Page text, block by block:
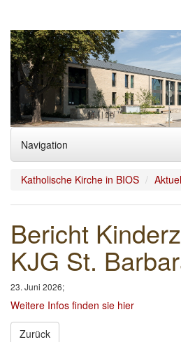
Navigation
Home
Aktuelles
Über uns
Glauben feiern/Sakramente
Mitmachen
Einrichtungen
Katholische Kirche in BIOS
Bericht
KJG St.
23. Juni 2026;
Weitere Infos finden sie hier
Zurück